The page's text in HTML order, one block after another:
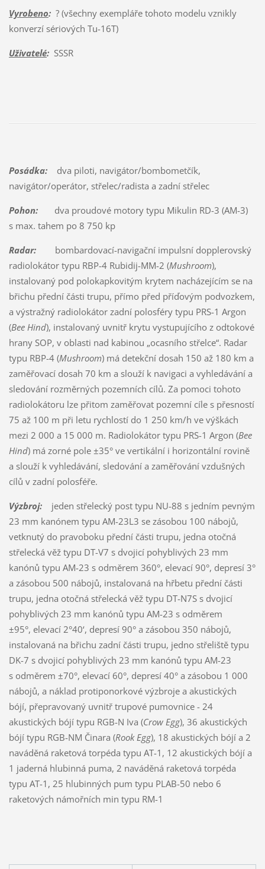
Vyrobeno:? (všechny exempláře tohoto modelu vznikly
konverzí sériových Tu-16T)
Uživatelé:SSSR
Posádka:dva piloti, navigátor/bombometčík,
navigátor/operátor, střelec/radista a zadní střelec
Pohon:dva proudové motory typu Mikulin RD-3 (AM-3)
s max. tahem po 8 750 kp
Radar:bombardovací-navigační impulsní dopplerovský
radiolokátor typu RBP-4 Rubidij-MM-2 (Mushroom),
instalovaný pod polokapkovitým krytem nacházejícím se na
břichu přední části trupu, přímo před příďovým podvozkem,
a výstražný radiolokátor zadní polosféry typu PRS-1 Argon
(Bee Hind), instalovaný uvnitř krytu vystupujícího z odtokové
hrany SOP, v oblasti nad kabinou „ocasního střelce“. Radar
typu RBP-4 (Mushroom) má detekční dosah 150 až 180 km a
zaměřovací dosah 70 km a slouží k navigaci a vyhledávání a
sledování rozměrných pozemních cílů. Za pomoci tohoto
radiolokátoru lze přitom zaměřovat pozemní cíle s přesností
75 až 100 m při letu rychlostí do 1 250 km/h ve výškách
mezi 2 000 a 15 000 m. Radiolokátor typu PRS-1 Argon (Bee
Hind) má zorné pole ±35° ve vertikální i horizontální rovině
a slouží k vyhledávání, sledování a zaměřování vzdušných
cílů v zadní polosféře.
Výzbroj:jeden střelecký post typu NU-88 s jedním pevným
23 mm kanónem typu AM-23L3 se zásobou 100 nábojů,
vetknutý do pravoboku přední části trupu, jedna otočná
střelecká věž typu DT-V7 s dvojicí pohyblivých 23 mm
kanónů typu AM-23 s odměrem 360°, elevací 90°, depresí 3°
a zásobou 500 nábojů, instalovaná na hřbetu přední části
trupu, jedna otočná střelecká věž typu DT-N7S s dvojicí
pohyblivých 23 mm kanónů typu AM-23 s odměrem
±95°, elevací 2°40‘, depresí 90° a zásobou 350 nábojů,
instalovaná na břichu zadní části trupu, jedno střeliště typu
DK-7 s dvojicí pohyblivých 23 mm kanónů typu AM-23
s odměrem ±70°, elevací 60°, depresí 40° a zásobou 1 000
nábojů, a náklad protiponorkové výzbroje a akustických
bójí, přepravovaný uvnitř trupové pumovnice - 24
akustických bójí typu RGB-N Iva (Crow Egg), 36 akustických
bójí typu RGB-NM Činara (Rook Egg), 18 akustických bójí a 2
naváděná raketová torpéda typu AT-1, 12 akustických bójí a
1 jaderná hlubinná puma, 2 naváděná raketová torpéda
typu AT-1, 25 hlubinných pum typu PLAB-50 nebo 6
raketových námořních min typu RM-1